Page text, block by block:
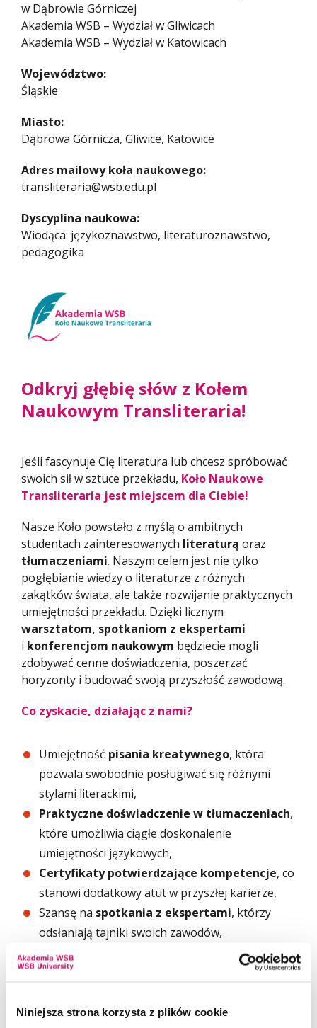
Niniejsza strona korzysta z plików cookie
w Dąbrowie Górniczej
Akademia WSB – Wydział w Gliwicach
Akademia WSB – Wydział w Katowicach
Województwo:
Śląskie
Miasto:
Dąbrowa Górnicza, Gliwice, Katowice
Adres mailowy koła naukowego:
transliteraria@wsb.edu.pl
Dyscyplina naukowa:
Wiodąca: językoznawstwo, literaturoznawstwo,
pedagogika
Odkryj głębię słów z Kołem
Naukowym Transliteraria!
Jeśli fascynuje Cię literatura lub chcesz spróbować
swoich sił w sztuce przekładu, Koło Naukowe
Transliteraria jest miejscem dla Ciebie!
Nasze Koło powstało z myślą o ambitnych
studentach zainteresowanych literaturą oraz
tłumaczeniami. Naszym celem jest nie tylko
pogłębianie wiedzy o literaturze z różnych
zakątków świata, ale także rozwijanie praktycznych
umiejętności przekładu. Dzięki licznym
warsztatom, spotkaniom z ekspertami
i konferencjom naukowym będziecie mogli
zdobywać cenne doświadczenia, poszerzać
horyzonty i budować swoją przyszłość zawodową.
Co zyskacie, działając z nami?
Umiejętność pisania kreatywnego, która
pozwala swobodnie posługiwać się różnymi
stylami literackimi,
Praktyczne doświadczenie w tłumaczeniach,
które umożliwia ciągłe doskonalenie
umiejętności językowych,
Certyfikaty potwierdzające kompetencje, co
stanowi dodatkowy atut w przyszłej karierze,
Szansę na spotkania z ekspertami, którzy
odsłaniają tajniki swoich zawodów,
Możliwość
iudziału
w konferencjach naukowych
kulturowe horyzonty i pobudzą kreatywność,